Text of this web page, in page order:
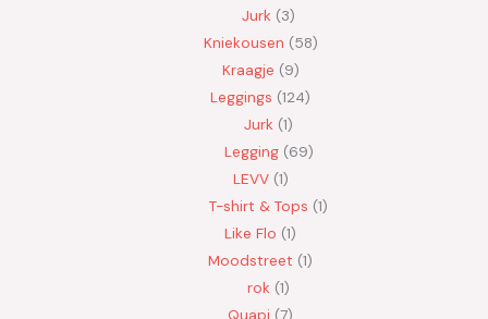
Jurk 3
Kniekousen 58
Kraagje 9
Leggings 124
Jurk 1
Legging 69
LEVV 1
T-shirt & Tops 1
Like Flo 1
Moodstreet 1
rok 1
Quapi 7